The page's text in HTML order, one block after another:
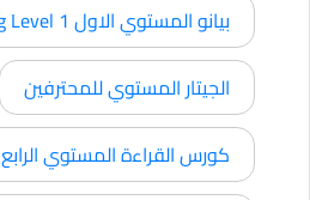
بيانو المستوي الاول Piano Learning Level 1
الجيتار المستوي للمحترفين
كورس القراءة المستوي الرابع